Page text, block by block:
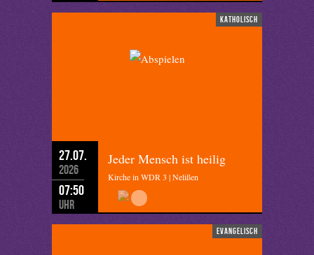
katholisch
27.07.
2026
07:50
Uhr
Jeder Mensch ist heilig
Kirche in WDR 3 | Nelißen
evangelisch